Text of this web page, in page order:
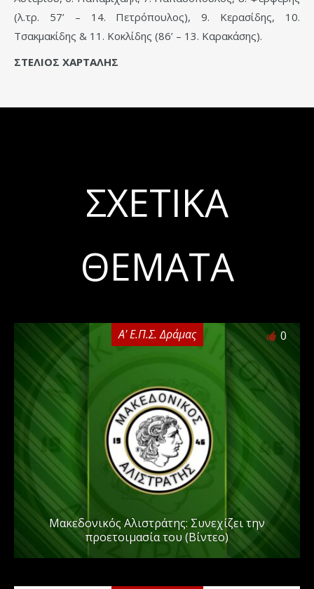
(λ.τρ. 57’ – 14. Πετρόπουλος), 9. Κερασίδης, 10.
Τσακμακίδης & 11. Κοκλίδης (86’ – 13. Καρακάσης).
ΣΤΕΛΙΟΣ ΧΑΡΤΑΛΗΣ
ΣΧΕΤΙΚΆ
ΘΈΜΑΤΑ
Α' Ε.Π.Σ. Δράμας 0
Μακεδονικός Αλιστράτης: Συνεχίζει την
προετοιμασία του (Βίντεο)